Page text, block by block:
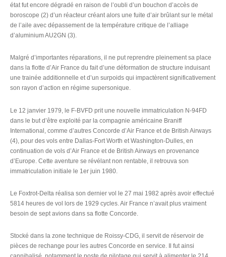
état fut encore dégradé en raison de l’oubli d’un bouchon d’accès de
boroscope (2) d’un réacteur créant alors une fuite d’air brûlant sur le métal
de l’aile avec dépassement de la température critique de l’alliage
d’aluminium AU2GN (3).
Malgré d’importantes réparations, il ne put reprendre pleinement sa place
dans la flotte d’Air France du fait d’une déformation de structure induisant
une trainée additionnelle et d’un surpoids qui impactèrent significativement
son rayon d’action en régime supersonique.
Le 12 janvier 1979, le F-BVFD prit une nouvelle immatriculation N-94FD
dans le but d’être exploité par la compagnie américaine Braniff
International, comme d’autres Concorde d’Air France et de British Airways
(4), pour des vols entre Dallas-Fort Worth et Washington-Dulles, en
continuation de vols d’Air France et de British Airways en provenance
d’Europe. Cette aventure se révélant non rentable, il retrouva son
immatriculation initiale le 1er juin 1980.
Le Foxtrot-Delta réalisa son dernier vol le 27 mai 1982 après avoir effectué
5814 heures de vol lors de 1929 cycles. Air France n’avait plus vraiment
besoin de sept avions dans sa flotte Concorde.
Stocké dans la zone technique de Roissy-CDG, il servit de réservoir de
pièces de rechange pour les autres Concorde en service. Il fut ainsi